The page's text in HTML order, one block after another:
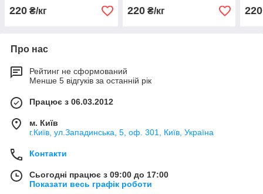
220 ₴/кг 220₴/кг 220
Про нас
Рейтинг не сформований
Менше 5 відгуків за останній рік
Працює з 06.03.2012
м. Київ
г.Київ, ул.Западинська, 5, оф. 301, Київ, Україна
Контакти
Сьогодні працює з 09:00 до 17:00
Показати весь графік роботи